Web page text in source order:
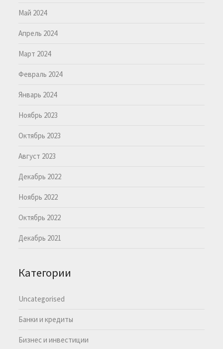
Май 2024
Апрель 2024
Март 2024
Февраль 2024
Январь 2024
Ноябрь 2023
Октябрь 2023
Август 2023
Декабрь 2022
Ноябрь 2022
Октябрь 2022
Декабрь 2021
Категории
Uncategorised
Банки и кредиты
Бизнес и инвестиции